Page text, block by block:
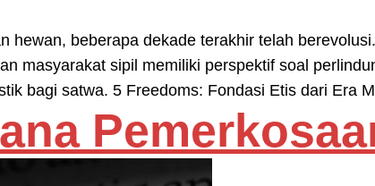
hewan, beberapa dekade terakhir telah
masyarakat sipil memiliki perspektif soal
bagi satwa. 5 Freedoms: Fondasi Etis dari Era